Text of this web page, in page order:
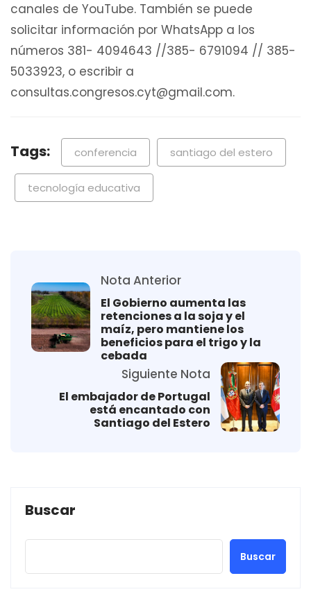
canales de YouTube. También se puede
solicitar información por WhatsApp a los
números 381- 4094643 //385- 6791094 // 385-
5033923, o escribir a
consultas.congresos.cyt@gmail.com.
Tags: conferencia santiago del estero
tecnología educativa
Nota Anterior
El Gobierno aumenta las
retenciones a la soja y el
maíz, pero mantiene los
beneficios para el trigo y la
cebada
Siguiente Nota
El embajador de Portugal
está encantado con
Santiago del Estero
Buscar
Buscar